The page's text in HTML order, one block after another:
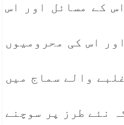
کے مسائل اور اس
اس کی محرومیوں
والے سماج میں
نئے طرز پر سوچنے